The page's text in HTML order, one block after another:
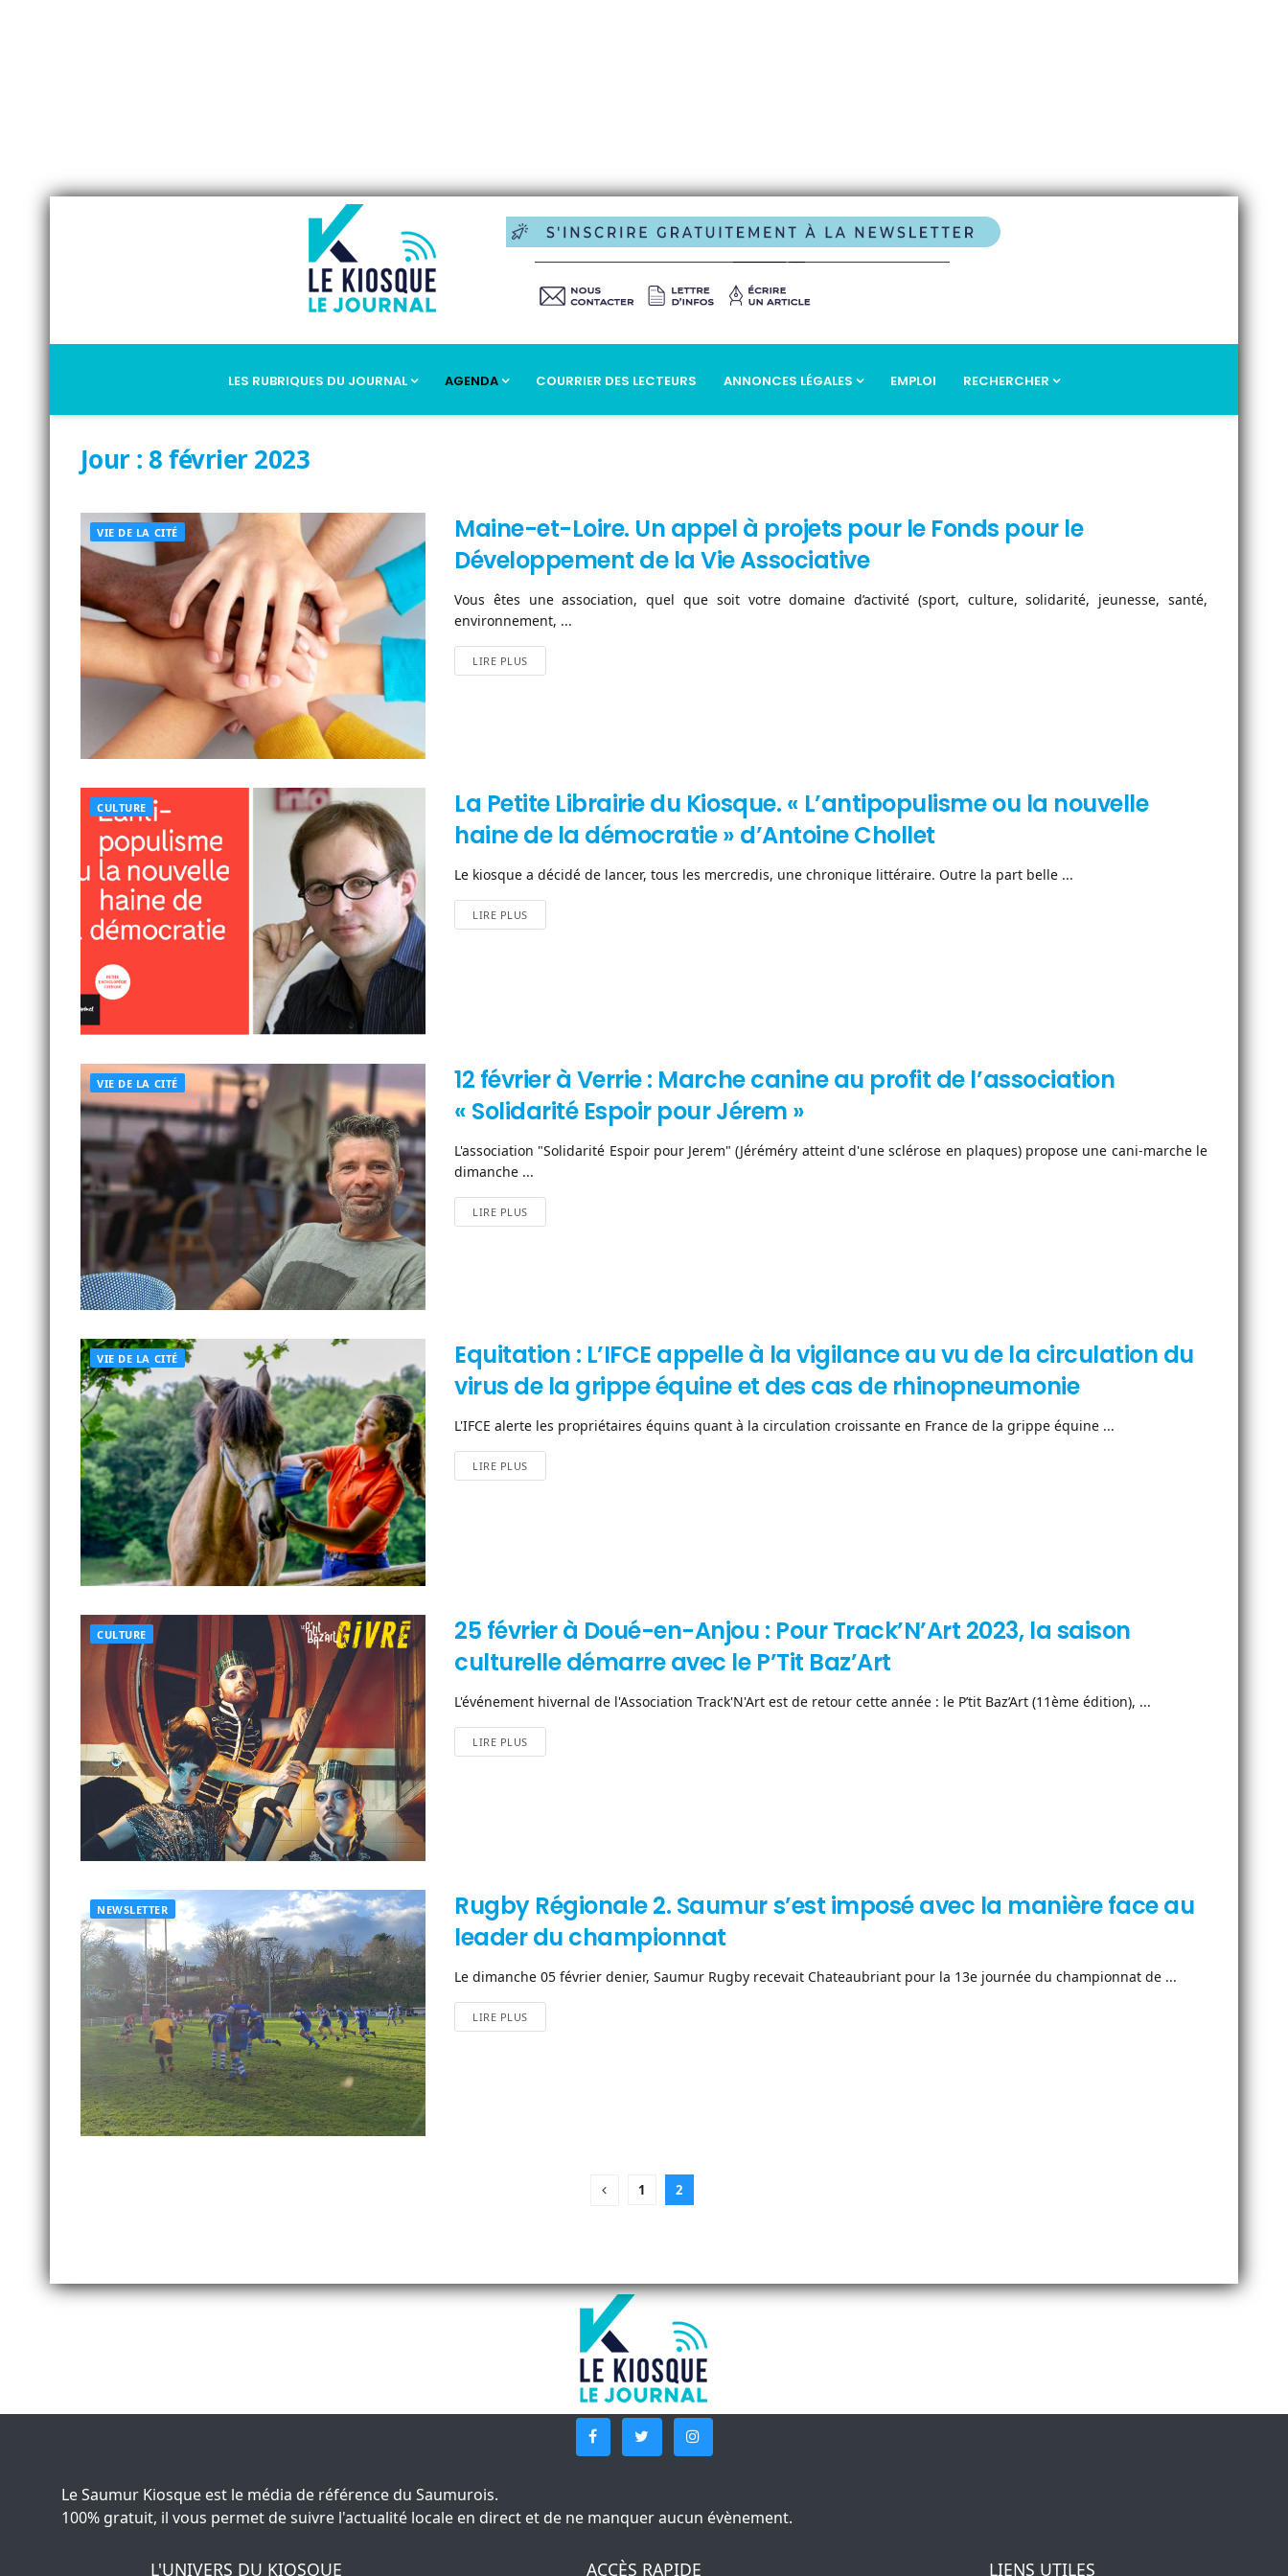
LES RUBRIQUES DU JOURNAL AGENDA COURRIER DES LECTEURS ANNONCES LÉGALES EMPLOI RECHERCHER
Jour : 8 février 2023
VIE DE LA CITÉ
Maine-et-Loire. Un appel à projets pour le Fonds pour le
Développement de la Vie Associative
Vous êtes une association, quel que soit votre domaine d’activité (sport, culture, solidarité, jeunesse, santé,
environnement, ...
LIRE PLUS
CULTURE
La Petite Librairie du Kiosque. « L’antipopulisme ou la nouvelle
haine de la démocratie » d’Antoine Chollet
Le kiosque a décidé de lancer, tous les mercredis, une chronique littéraire. Outre la part belle ...
LIRE PLUS
VIE DE LA CITÉ
12 février à Verrie : Marche canine au profit de l’association
« Solidarité Espoir pour Jérem »
L'association "Solidarité Espoir pour Jerem" (Jéréméry atteint d'une sclérose en plaques) propose une cani-marche le
dimanche ...
LIRE PLUS
VIE DE LA CITÉ
Equitation : L’IFCE appelle à la vigilance au vu de la circulation du
virus de la grippe équine et des cas de rhinopneumonie
L'IFCE alerte les propriétaires équins quant à la circulation croissante en France de la grippe équine ...
LIRE PLUS
CULTURE
25 février à Doué-en-Anjou : Pour Track’N’Art 2023, la saison
culturelle démarre avec le P’Tit Baz’Art
L'événement hivernal de l'Association Track'N'Art est de retour cette année : le P’tit Baz’Art (11ème édition), ...
LIRE PLUS
NEWSLETTER
Rugby Régionale 2. Saumur s’est imposé avec la manière face au
leader du championnat
Le dimanche 05 février denier, Saumur Rugby recevait Chateaubriant pour la 13e journée du championnat de ...
LIRE PLUS
1 2
Le Saumur Kiosque est le média de référence du Saumurois.
100% gratuit, il vous permet de suivre l'actualité locale en direct et de ne manquer aucun évènement.
L'UNIVERS DU KIOSQUE ACCÈS RAPIDE LIENS UTILES